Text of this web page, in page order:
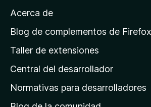
p
á
n
a
Acerca de
Blog de complementos de Firefox
Taller de extensiones
Central del desarrollador
Normativas para desarrolladores